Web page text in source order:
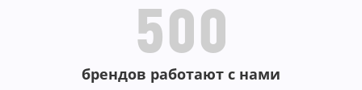
500
брендов работают с нами